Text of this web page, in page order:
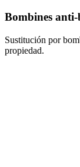
Bombines
Sustitución por
propiedad.